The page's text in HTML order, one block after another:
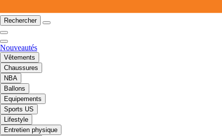
Rechercher
Nouveautés
Vêtements
Chaussures
NBA
Ballons
Equipements
Sports US
Lifestyle
Entretien physique